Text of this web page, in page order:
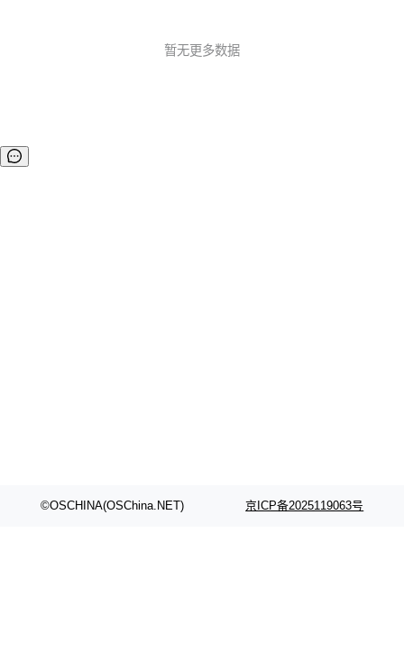
暂无更多数据
©OSCHINA(OSChina.NET) 京ICP备2025119063号